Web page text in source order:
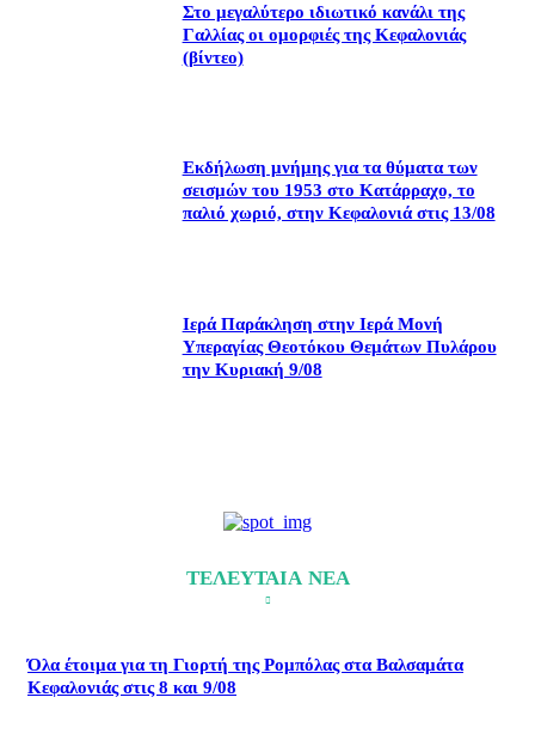
Στο μεγαλύτερο ιδιωτικό κανάλι της
Γαλλίας οι ομορφιές της Κεφαλονιάς
(βίντεο)
Εκδήλωση μνήμης για τα θύματα των
σεισμών του 1953 στο Κατάρραχο, το
παλιό χωριό, στην Κεφαλονιά στις 13/08
Ιερά Παράκληση στην Ιερά Μονή
Υπεραγίας Θεοτόκου Θεμάτων Πυλάρου
την Κυριακή 9/08
ΤΕΛΕΥΤΑΙΑ ΝΕΑ
Όλα έτοιμα για τη Γιορτή της Ρομπόλας στα Βαλσαμάτα
Κεφαλονιάς στις 8 και 9/08